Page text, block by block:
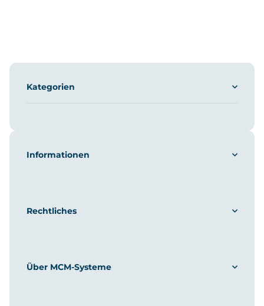
Kategorien
Informationen
Rechtliches
Über MCM-Systeme